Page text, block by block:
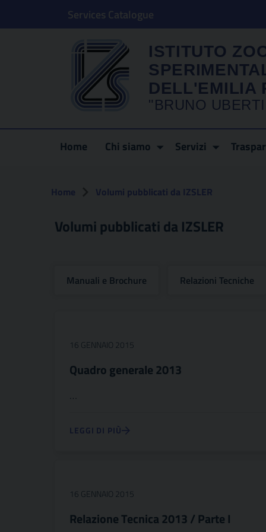
Services Catalogue
ISTITUTO
DELL'EMILIA
"BRUNO
Home Chi siamo Servizi
Home Volumi pubblicati da IZSLER
Volumi pubblicati da IZSLER
Manuali e Brochure Relazioni Tecniche
16 GENNAIO 2015
Quadro generale 2013
…
LEGGI DI PIÙ
16 GENNAIO 2015
Relazione Tecnica 2013 / Parte I